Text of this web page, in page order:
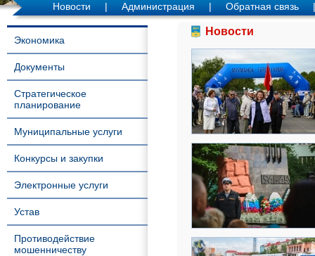
Новости | Администрация | Обратная связь |
Экономика
Документы
Стратегическое
планирование
Муниципальные услуги
Конкурсы и закупки
Электронные услуги
Устав
Противодействие
мошенничеству
Новости